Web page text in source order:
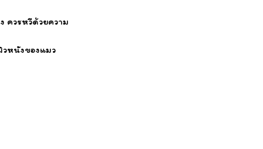
ควรหวีด้วยความ
หนังของแมว